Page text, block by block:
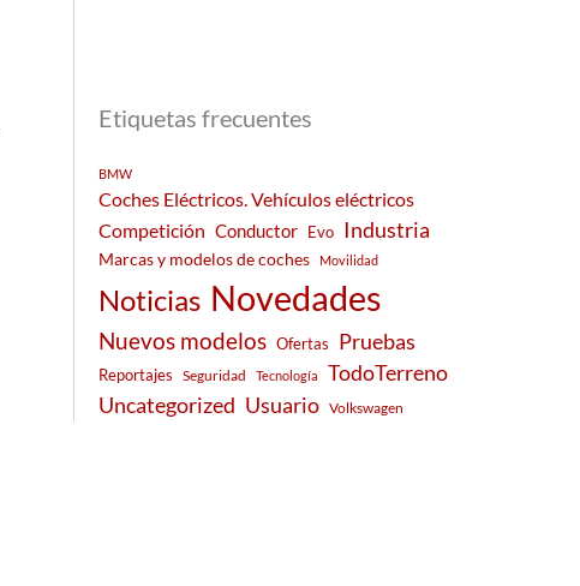
Etiquetas frecuentes
BMW
Coches Eléctricos. Vehículos eléctricos
Competición Conductor Evo Industria
Marcas y modelos de coches Movilidad
Noticias Novedades
Nuevos modelos Ofertas Pruebas
Reportajes Seguridad Tecnología
TodoTerreno
Uncategorized Usuario Volkswagen